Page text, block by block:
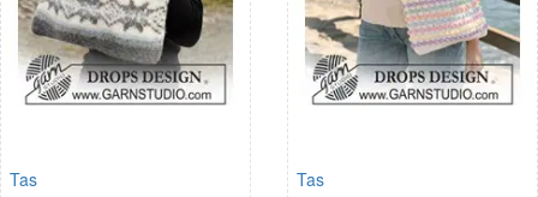
Tas Tas